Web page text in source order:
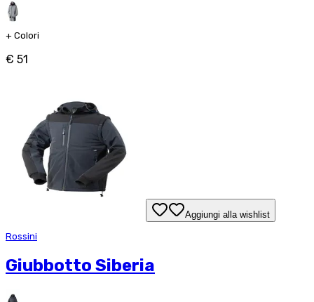
+ Colori
€ 51
Aggiungi alla wishlist
Rossini
Giubbotto Siberia